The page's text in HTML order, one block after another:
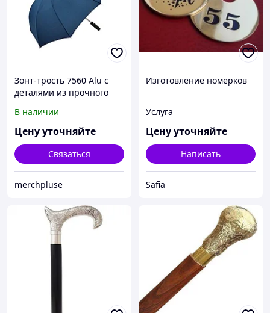
Зонт-трость 7560 Alu с
деталями из прочного
нейви (Р)
В наличии
Цену уточняйте
Связаться
merchpluse
Изготовление номерков
Услуга
Цену уточняйте
Написать
Safia